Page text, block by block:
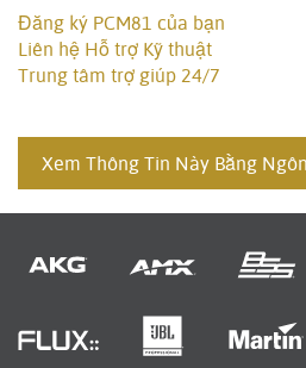
Đăng ký PCM81 của bạn
Liên hệ Hỗ trợ Kỹ thuật
Trung tâm trợ giúp 24/7
Xem Thông Tin Này Bằng